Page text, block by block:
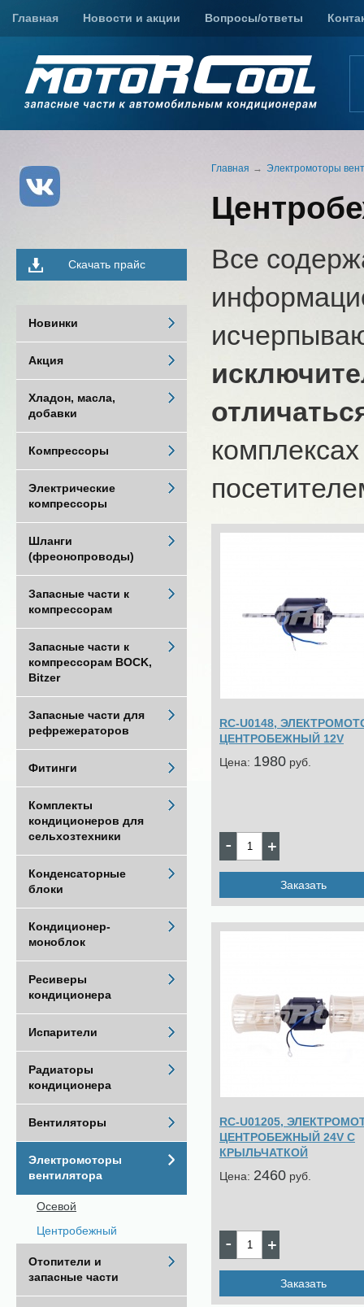
Главная Новости и акции Вопросы/ответы
Главная Электромоторы
Все
RC-U0148,
ЦЕНТРОБЕЖНЫЙ 12V
Цена: 1980 pуб.
Заказать
RC-U01205,
ЦЕНТРОБЕЖНЫЙ 24V С
КРЫЛЬЧАТКОЙ
Цена: 2460 pуб.
Заказать
Скачать прайс
Новинки
Акция
Хладон, масла,
добавки
Компрессоры
Электрические
компрессоры
Шланги
(фреонопроводы)
Запасные части к
компрессорам
Запасные части к
компрессорам BOCK,
Bitzer
Запасные части для
рефрежераторов
Фитинги
Комплекты
кондиционеров для
сельхозтехники
Конденсаторные
блоки
Кондиционер-
моноблок
Ресиверы
кондиционера
Испарители
Радиаторы
кондиционера
Вентиляторы
Электромоторы
вентилятора
Осевой
Центробежный
Отопители и
запасные части